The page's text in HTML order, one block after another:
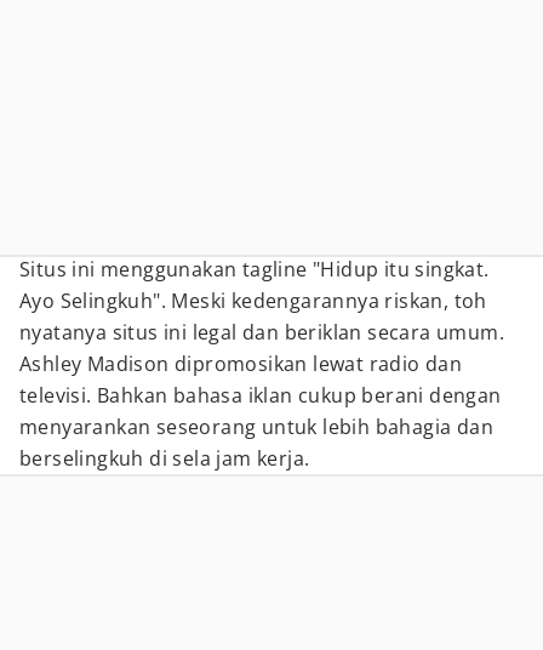
Situs ini menggunakan tagline "Hidup itu singkat.
Ayo Selingkuh". Meski kedengarannya riskan, toh
nyatanya situs ini legal dan beriklan secara umum.
Ashley Madison dipromosikan lewat radio dan
televisi. Bahkan bahasa iklan cukup berani dengan
menyarankan seseorang untuk lebih bahagia dan
berselingkuh di sela jam kerja.